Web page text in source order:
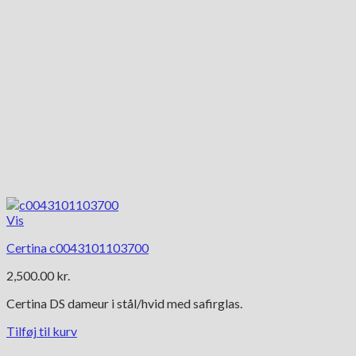
Vis
Certina c0043101103700
2,500.00 kr.
Certina DS dameur i stål/hvid med safirglas.
Tilføj til kurv